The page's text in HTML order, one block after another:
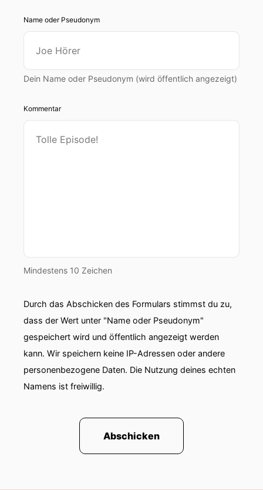
Name oder Pseudonym
Dein Name oder Pseudonym (wird öffentlich angezeigt)
Kommentar
Mindestens 10 Zeichen
Durch das Abschicken des Formulars stimmst du zu,
dass der Wert unter "Name oder Pseudonym"
gespeichert wird und öffentlich angezeigt werden
kann. Wir speichern keine IP-Adressen oder andere
personenbezogene Daten. Die Nutzung deines echten
Namens ist freiwillig.
Abschicken